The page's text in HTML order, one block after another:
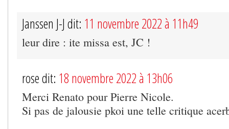
Janssen J-J dit: 11 novembre 2022 à 11h49
leur dire : ite missa est, JC !
rose dit: 18 novembre 2022 à 13h06
Merci Renato pour Pierre Nicole.
Si pas de jalousie pkoi une telle critique